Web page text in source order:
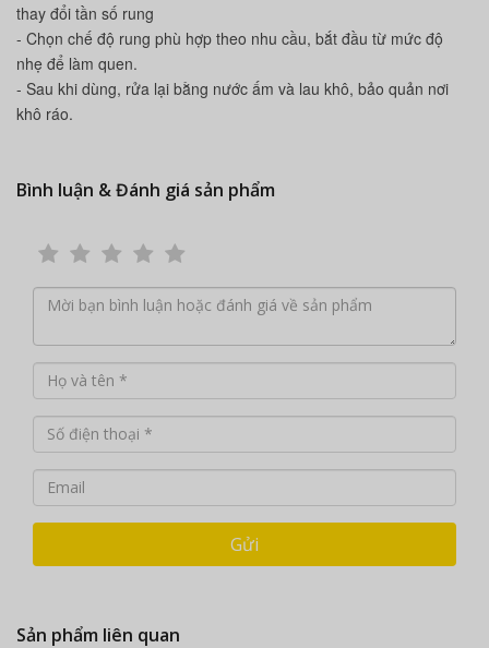
thay đổi tần số rung
- Chọn chế độ rung phù hợp theo nhu cầu, bắt đầu từ mức độ
nhẹ để làm quen.
- Sau khi dùng, rửa lại bằng nước ấm và lau khô, bảo quản nơi
khô ráo.
Bình luận & Đánh giá sản phẩm
Gửi
Sản phẩm liên quan